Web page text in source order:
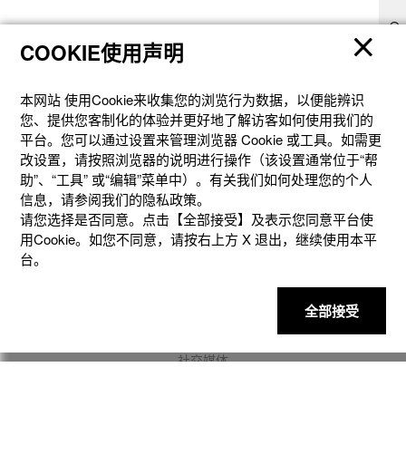
产品
客户支持
社交媒体
COOKIE使用声明
本网站 使⽤Cookie来收集您的浏览⾏为数据，以便能辨识
您、提供您客制化的体验并更好地了解访客如何使⽤我们的
平台。您可以通过设置来管理浏览器 Cookie 或⼯具。如需更
改设置，请按照浏览器的说明进⾏操作（该设置通常位于“帮
助”、“⼯具” 或“编辑”菜单中）。有关我们如何处理您的个⼈
信息，请参阅我们的隐私政策。
请您选择是否同意。点击【全部接受】及表示您同意平台使
用Cookie。如您不同意，请按右上⽅ X 退出，继续使⽤本平
台。
全部接受